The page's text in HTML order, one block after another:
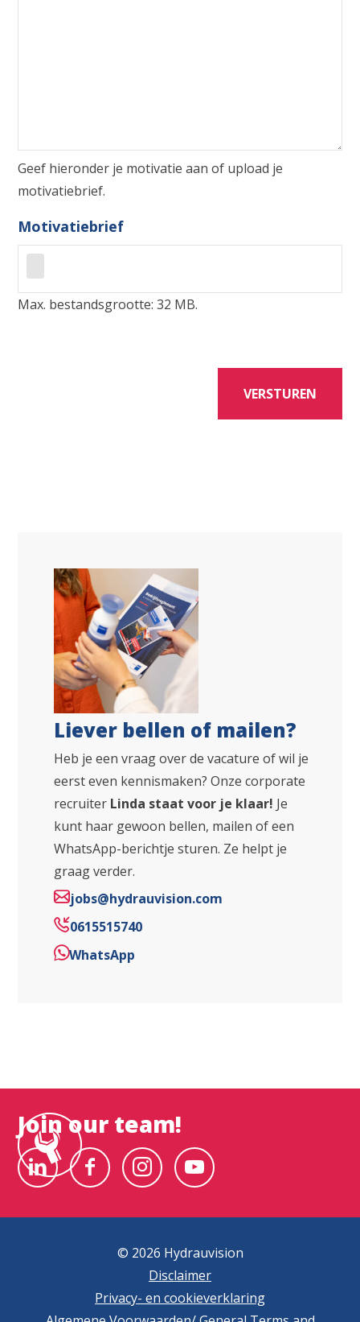
Geef hieronder je motivatie aan of upload je
motivatiebrief.
Motivatiebrief
Max. bestandsgrootte: 32 MB.
VERSTUREN
Liever bellen of mailen?
Heb je een vraag over de vacature of wil je
eerst even kennismaken? Onze corporate
recruiter Linda staat voor je klaar! Je
kunt haar gewoon bellen, mailen of een
WhatsApp-berichtje sturen. Ze helpt je
graag verder.
jobs@hydrauvision.com
0615515740
WhatsApp
Join our team!
© 2026 Hydrauvision
Disclaimer
Privacy- en cookieverklaring